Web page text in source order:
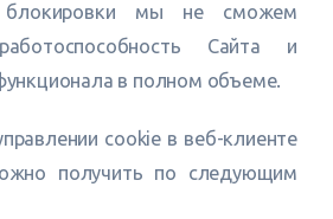
мы не сможем
Сайта и
в полном объеме.
cookie в веб-клиенте
получить по следующим